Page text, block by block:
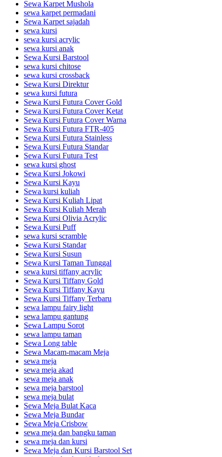
Sewa Karpet Mushola
sewa karpet permadani
Sewa Karpet sajadah
sewa kursi
sewa kursi acrylic
sewa kursi anak
Sewa Kursi Barstool
sewa kursi chitose
sewa kursi crossback
Sewa Kursi Direktur
sewa kursi futura
Sewa Kursi Futura Cover Gold
Sewa Kursi Futura Cover Ketat
Sewa Kursi Futura Cover Warna
Sewa Kursi Futura FTR-405
Sewa Kursi Futura Stainless
Sewa Kursi Futura Standar
Sewa Kursi Futura Test
sewa kursi ghost
Sewa Kursi Jokowi
Sewa Kursi Kayu
Sewa kursi kuliah
Sewa Kursi Kuliah Lipat
Sewa Kursi Kuliah Merah
Sewa Kursi Olivia Acrylic
Sewa Kursi Puff
sewa kursi scramble
Sewa Kursi Standar
Sewa Kursi Susun
Sewa Kursi Taman Tunggal
sewa kursi tiffany acrylic
Sewa Kursi Tiffany Gold
Sewa Kursi Tiffany Kayu
Sewa Kursi Tiffany Terbaru
sewa lampu fairy light
sewa lampu gantung
Sewa Lampu Sorot
sewa lampu taman
Sewa Long table
Sewa Macam-macam Meja
sewa meja
sewa meja akad
sewa meja anak
sewa meja barstool
sewa meja bulat
Sewa Meja Bulat Kaca
Sewa Meja Bundar
Sewa Meja Crisbow
sewa meja dan bangku taman
sewa meja dan kursi
Sewa Meja dan Kursi Barstool Set